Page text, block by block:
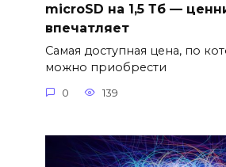
microSD на 1,5 Тб —
впечатляет
Самая доступная цена, по
можно приобрести
0 139